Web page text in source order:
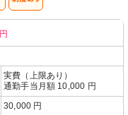
円
実費（上限あり）
通勤手当月額 10,000 円
30,000 円